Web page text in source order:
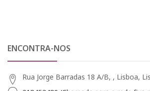
ENCONTRA-NOS
Rua Jorge Barradas 18 A/B, , Lisboa,